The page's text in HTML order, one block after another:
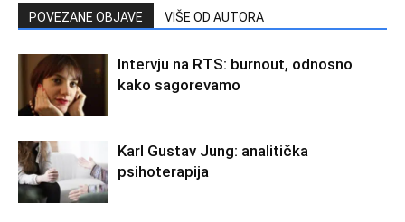
POVEZANE OBJAVE VIŠE OD AUTORA
Intervju na RTS: burnout, odnosno
kako sagorevamo
Karl Gustav Jung: analitička
psihoterapija